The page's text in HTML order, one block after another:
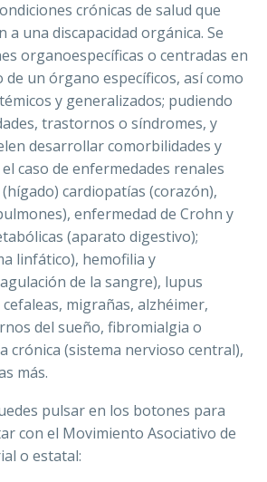
crónicas de salud que
a una discapacidad orgánica. Se
organoespecíficas o centradas en
un órgano específicos, así como
y generalizados; pudiendo
trastornos o síndromes, y
desarrollar comorbilidades y
caso de enfermedades renales
cardiopatías (corazón),
enfermedad de Crohn y
(aparato digestivo);
linfático), hemofilia y
de la sangre), lupus
migrañas, alzhéimer,
del sueño, fibromialgia o
crónica (sistema nervioso central),
más.
pulsar en los botones para
con el Movimiento Asociativo de
o estatal: